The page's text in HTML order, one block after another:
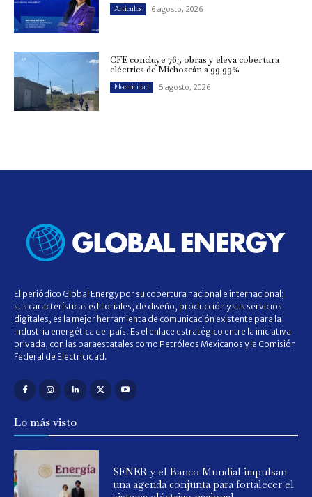
Artículos 6 agosto, 2026
CFE concluye 765 obras y eleva cobertura
eléctrica de Michoacán a 99.99%
Electricidad 5 agosto, 2026
El periódico Global Energy por su cobertura nacional e internacional;
sus características editoriales, de diseño, producción y sus servicios
digitales, es la mejor herramienta de comunicación existente para la
industria energética del país. Es el enlace estratégico entre la iniciativa
privada, con las paraestatales como Petróleos Mexicanos y la Comisión
Federal de Electricidad.
Lo más visto
SENER y el Banco Mundial impulsan
una agenda conjunta para fortalecer el